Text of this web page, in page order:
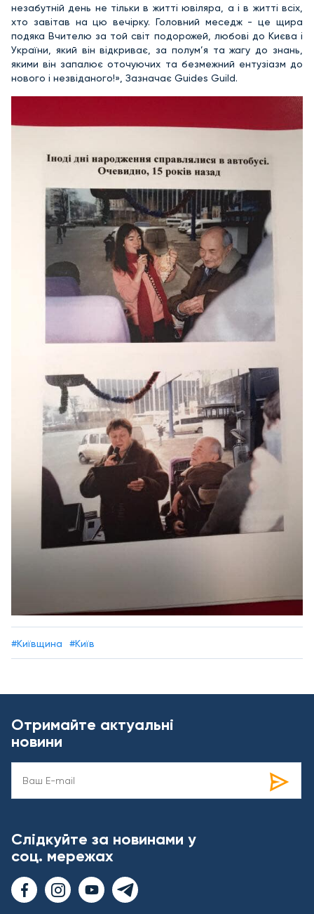
незабутній день не тільки в житті ювіляра, а і в житті всіх,
хто завітав на цю вечірку. Головний меседж - це щира
подяка Вчителю за той світ подорожей, любові до Києва і
України, який він відкриває, за полум’я та жагу до знань,
якими він запалює оточуючих та безмежний ентузіазм до
нового і незвіданого!», Зазначає Guides Guild.
#Київщина #Київ
Отримайте актуальні
новини
Слідкуйте за новинами у
соц. мережах